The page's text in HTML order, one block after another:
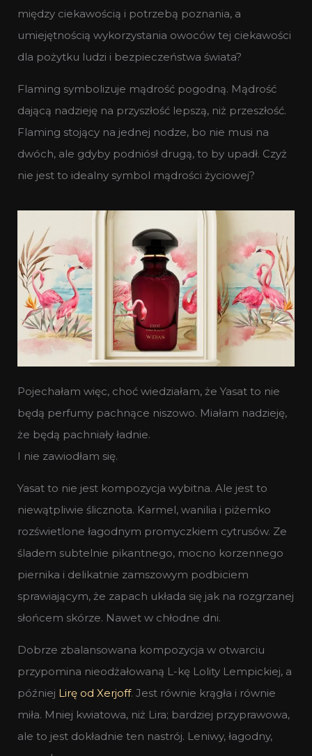
między ciekawością i potrzebą poznania, a
umiejętnością wykorzystania owoców tej ciekawości
dla pożytku ludzi i bezpieczeństwa świata?
Flaming symbolizuje mądrość pogodną. Mądrość
dającą nadzieję na przyszłość lepszą, niż przeszłość.
Flaming stojący na jednej nodze, bo nie musi na
dwóch, ale gdyby podniósł drugą, to by upadł. Czyż
nie jest to idealny symbol mądrości życiowej?
Pojechałam więc, choć wiedziałam, że Yasat to nie
będą perfumy pachnące niszowo. Miałam nadzieję,
że będą pachniały ładnie.
I nie zawiodłam się.
Yasat to nie jest kompozycja wybitna. Ale jest to
niewątpliwie ślicznota. Karmel, wanilia i piżemko
rozświetlone łagodnym promyczkiem cytrusów. Ze
śladem subtelnie pikantnego, mocno korzennego
piernika i delikatnie zamszowym podbiciem
sprawiającym, że zapach układa się jak na rozgrzanej
słońcem skórze. Nawet w chłodne dni.
Dobrze zbalansowana kompozycja w otwarciu
przypomina nieodżałowaną L-kę Lolity Lempickiej, a
później Lirę od Xerjoff. Jest równie krągła i równie
miła. Mniej kwiatowa, niż Lira; bardziej przyprawowa,
ale to jest dokładnie ten nastrój. Leniwy, łagodny,